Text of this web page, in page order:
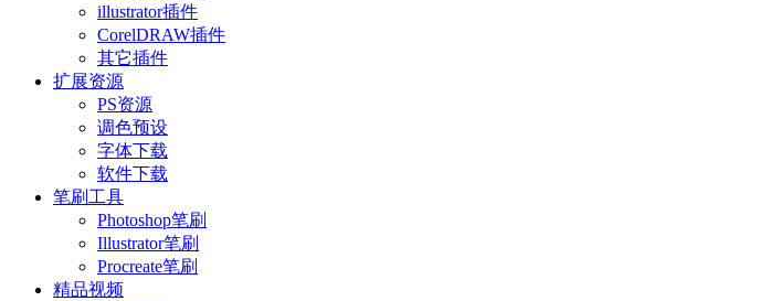
illustrator插件
CorelDRAW插件
其它插件
扩展资源
PS资源
调色预设
字体下载
软件下载
笔刷工具
Photoshop笔刷
Illustrator笔刷
Procreate笔刷
精品视频